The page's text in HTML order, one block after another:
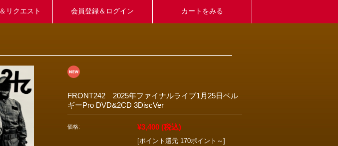
リクエスト 会員登録＆ログイン カートをみる
FRONT242 2025年ファイナルライブ1月25日ベル
ギーPro DVD&2CD 3DiscVer
価格: ¥3,400 (税込)
[ポイント還元 170ポイント～]